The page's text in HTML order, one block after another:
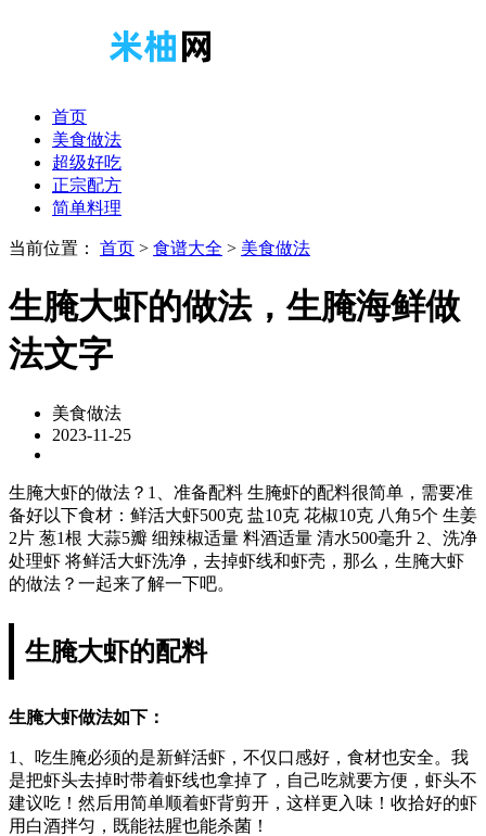
首页
美食做法
超级好吃
正宗配方
简单料理
当前位置： 首页 > 食谱大全 > 美食做法
生腌大虾的做法，生腌海鲜做
法文字
美食做法
2023-11-25
生腌大虾的做法？1、准备配料 生腌虾的配料很简单，需要准
备好以下食材：鲜活大虾500克 盐10克 花椒10克 八角5个 生姜
2片 葱1根 大蒜5瓣 细辣椒适量 料酒适量 清水500毫升 2、洗净
处理虾 将鲜活大虾洗净，去掉虾线和虾壳，那么，生腌大虾
的做法？一起来了解一下吧。
生腌大虾的配料
生腌大虾做法如下：
1、吃生腌必须的是新鲜活虾，不仅口感好，食材也安全。我
是把虾头去掉时带着虾线也拿掉了，自己吃就要方便，虾头不
建议吃！然后用简单顺着虾背剪开，这样更入味！收拾好的虾
用白酒拌匀，既能祛腥也能杀菌！